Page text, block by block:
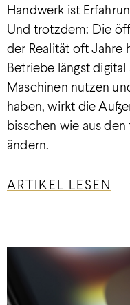
Handwerk ist
Und trotzdem: Die
der Realität oft Jahre
Betriebe längst
Maschinen nutzen
haben, wirkt die
bisschen wie aus
ändern.
ARTIKEL LESEN